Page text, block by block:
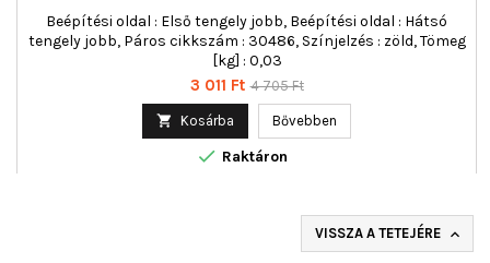
Beépítési oldal : Első tengely jobb, Beépítési oldal : Hátsó
tengely jobb, Páros cikkszám : 30486, Színjelzés : zöld, Tömeg
[kg] : 0,03
Ár
3 011 Ft Normál
4 705 Ft
 Kosárba Bővebben
 Raktáron
VISSZA A TETEJÉRE 